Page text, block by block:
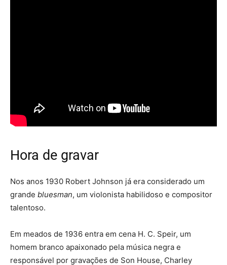
Hora de gravar
Nos anos 1930 Robert Johnson já era considerado um
grande bluesman, um violonista habilidoso e compositor
talentoso.
Em meados de 1936 entra em cena H. C. Speir, um
homem branco apaixonado pela música negra e
responsável por gravações de Son House, Charley